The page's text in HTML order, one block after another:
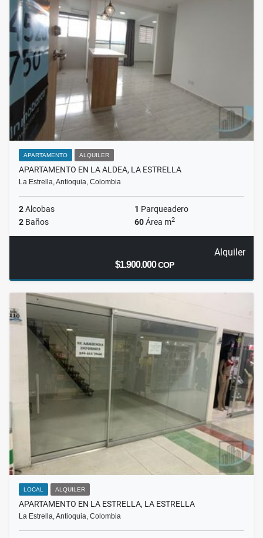
APARTAMENTO ALQUILER
APARTAMENTO EN LA ALDEA, LA ESTRELLA
La Estrella, Antioquia, Colombia
2Alcobas 1 Parqueadero
2 Baños 60Área m2
Alquiler
$1.900.000COP
LOCAL ALQUILER
APARTAMENTO EN LA ESTRELLA, LA ESTRELLA
La Estrella, Antioquia, Colombia